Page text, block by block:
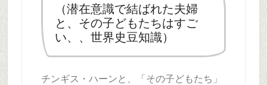
（潜在意識で結ばれた夫婦
と、その子どもたちはすご
い、、世界史豆知識）
チンギス・ハーンと、「その子どもたち」